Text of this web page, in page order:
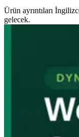
Ürün ayrıntıları
gelecek.